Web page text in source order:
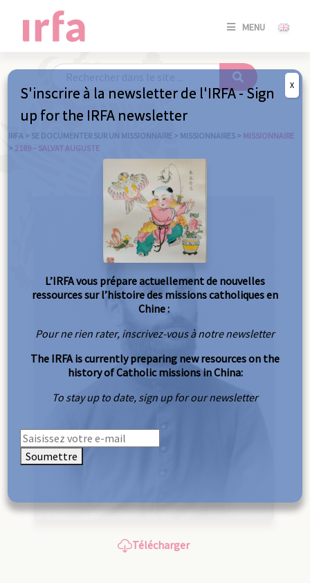
MENU
SE
/
IRFA > SE DOCUMENTER SUR UN MISSIONNAIRE > MISSIONNAIRES > MISSIONNAIRE
> 2189 – SALVAT AUGUSTE
Télécharger
S'inscrire à la newsletter de l'IRFA - Sign
up for the IRFA newsletter
L’IRFA vous prépare actuellement de nouvelles
ressources sur l’histoire des missions catholiques en
Chine :
Pour ne rien rater, inscrivez-vous à notre newsletter
The IRFA is currently preparing new resources on the
history of Catholic missions in China:
To stay up to date, sign up for our newsletter
Soumettre
X